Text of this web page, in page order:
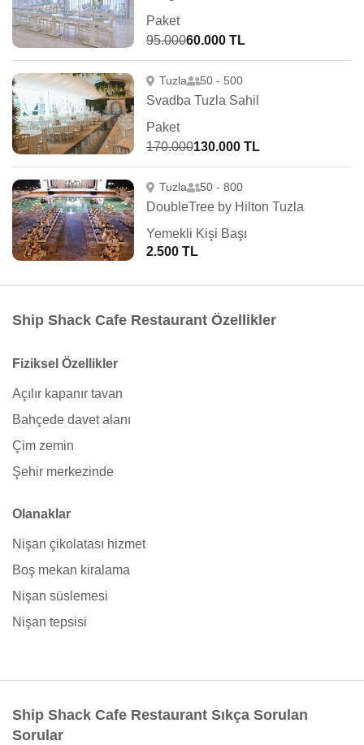
Paket
95.00060.000 TL
Tuzla 50 - 500
Svadba Tuzla Sahil
Paket
170.000130.000 TL
Tuzla 50 - 800
DoubleTree by Hilton Tuzla
Yemekli Kişi Başı
2.500 TL
Ship Shack Cafe Restaurant Özellikler
Fiziksel Özellikler
Açılır kapanır tavan
Bahçede davet alanı
Çim zemin
Şehir merkezinde
Olanaklar
Nişan çikolatası hizmet
Boş mekan kiralama
Nişan süslemesi
Nişan tepsisi
Ship Shack Cafe Restaurant Sıkça Sorulan
Sorular